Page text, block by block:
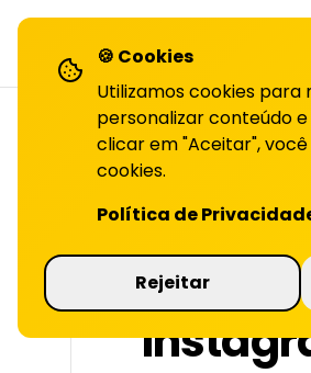
VOLTAR PARA O BLOG
Como
🍪 Cookies
Utilizamos cookies para
personalizar conteúdo
clicar em "Aceitar",
cookies.
Política de
Rejeitar